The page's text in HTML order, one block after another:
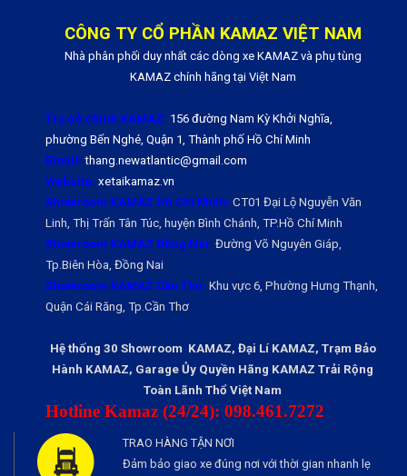
CÔNG TY CỔ PHẦN KAMAZ VIỆT NAM
Nhà phân phối duy nhất các dòng xe KAMAZ và phụ tùng
KAMAZ chính hãng tại Việt Nam
Trụ sở chính KAMAZ: 156 đường Nam Kỳ Khởi Nghĩa,
phường Bến Nghé, Quận 1, Thành phố Hồ Chí Minh
Email: thang.newatlantic@gmail.com
Website: xetaikamaz.vn
Showroom KAMAZ Hồ Chí Minh: CT01 Đại Lộ Nguyễn Văn
Linh, Thị Trấn Tân Túc, huyện Bình Chánh, TP.Hồ Chí Minh
Showroom KAMAZ Đồng Nai: Đường Võ Nguyên Giáp,
Tp.Biên Hòa, Đồng Nai
Showroom KAMAZ Cần Thơ: Khu vực 6, Phường Hưng Thạnh,
Quận Cái Răng, Tp.Cần Thơ
Hệ thống 30 Showroom KAMAZ, Đại Lí KAMAZ, Trạm Bảo
Hành KAMAZ, Garage Ủy Quyền Hãng KAMAZ Trải Rộng
Toàn Lãnh Thổ Việt Nam
Hotline Kamaz (24/24): 098.461.7272
TRAO HÀNG TẬN NƠI
Đảm bảo giao xe đúng nơi với thời gian nhanh lẹ